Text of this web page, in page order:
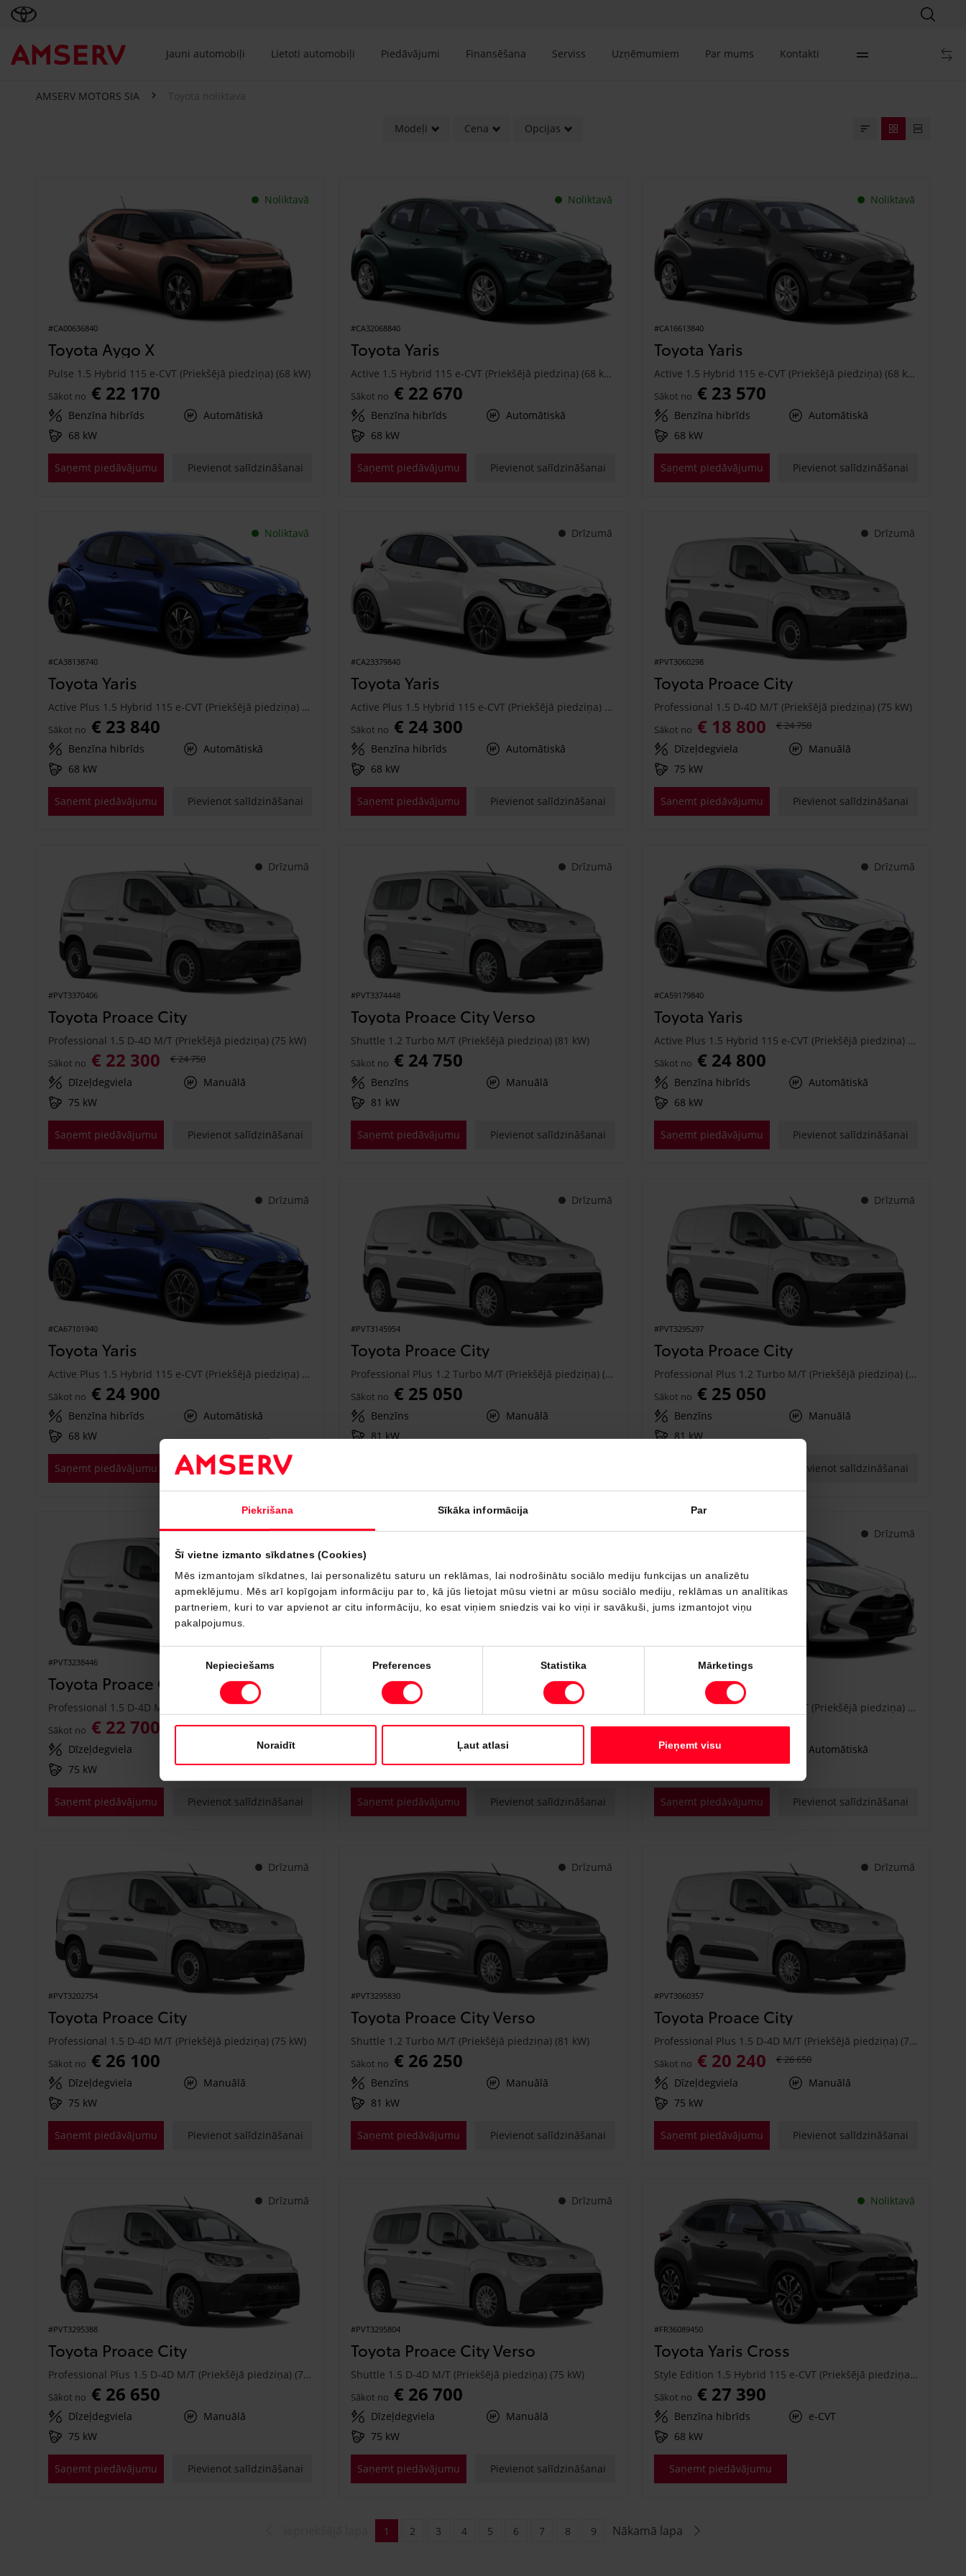
Piekrišana Sīkāka informācija Par
Šī vietne izmanto sīkdatnes (Cookies)
Mēs izmantojam sīkdatnes, lai personalizētu saturu un reklāmas, lai nodrošinātu sociālo mediju funkcijas un analizētu
apmeklējumu. Mēs arī kopīgojam informāciju par to, kā jūs lietojat mūsu vietni ar mūsu sociālo mediju, reklāmas un analītikas
partneriem, kuri to var apvienot ar citu informāciju, ko esat viņiem sniedzis vai ko viņi ir savākuši, jums izmantojot viņu
pakalpojumus.
Piekrišanas
Nepieciešams Preferences Statistika Mārketings
Noraidīt Ļaut atlasi Pieņemt visu
Jauni automobiļi Lietoti automobiļi Piedāvājumi Finansēšana Serviss Uzņēmumiem Par mums Kontakti
AMSERV MOTORS SIA Toyota noliktava
Modeļi Cena Opcijas
Noliktavā
#CA00636840
Toyota Aygo X
Pulse 1.5 Hybrid 115 e-CVT (Priekšējā piedziņa) (68 kW)
Sākot no € 22 170
Benzīna hibrīds
Automātiskā
68 kW
Saņemt piedāvājumu Pievienot salīdzināšanai
Noliktavā
#CA32068840
Toyota Yaris
Active 1.5 Hybrid 115 e-CVT (Priekšējā piedziņa) (68 kW)
Sākot no € 22 670
Benzīna hibrīds
Automātiskā
68 kW
Saņemt piedāvājumu Pievienot salīdzināšanai
Noliktavā
#CA16613840
Toyota Yaris
Active 1.5 Hybrid 115 e-CVT (Priekšējā piedziņa) (68 kW)
Sākot no € 23 570
Benzīna hibrīds
Automātiskā
68 kW
Saņemt piedāvājumu Pievienot salīdzināšanai
Noliktavā
#CA38138740
Toyota Yaris
Active Plus 1.5 Hybrid 115 e-CVT (Priekšējā piedziņa) (68 kW)
Sākot no € 23 840
Benzīna hibrīds
Automātiskā
68 kW
Saņemt piedāvājumu Pievienot salīdzināšanai
Drīzumā
#CA23379840
Toyota Yaris
Active Plus 1.5 Hybrid 115 e-CVT (Priekšējā piedziņa) (68 kW)
Sākot no € 24 300
Benzīna hibrīds
Automātiskā
68 kW
Saņemt piedāvājumu Pievienot salīdzināšanai
Drīzumā
#PVT3060298
Toyota Proace City
Professional 1.5 D-4D M/T (Priekšējā piedziņa) (75 kW)
Sākot no € 18 800 € 24 750
Dīzeļdegviela
Manuālā
75 kW
Saņemt piedāvājumu Pievienot salīdzināšanai
Drīzumā
#PVT3370406
Toyota Proace City
Professional 1.5 D-4D M/T (Priekšējā piedziņa) (75 kW)
Sākot no € 22 300 € 24 750
Dīzeļdegviela
Manuālā
75 kW
Saņemt piedāvājumu Pievienot salīdzināšanai
Drīzumā
#PVT3374448
Toyota Proace City Verso
Shuttle 1.2 Turbo M/T (Priekšējā piedziņa) (81 kW)
Sākot no € 24 750
Benzīns
Manuālā
81 kW
Saņemt piedāvājumu Pievienot salīdzināšanai
Drīzumā
#CA59179840
Toyota Yaris
Active Plus 1.5 Hybrid 115 e-CVT (Priekšējā piedziņa) (68 kW)
Sākot no € 24 800
Benzīna hibrīds
Automātiskā
68 kW
Saņemt piedāvājumu Pievienot salīdzināšanai
Drīzumā
#CA67101940
Toyota Yaris
Active Plus 1.5 Hybrid 115 e-CVT (Priekšējā piedziņa) (68 kW)
Sākot no € 24 900
Benzīna hibrīds
Automātiskā
68 kW
Saņemt piedāvājumu Pievienot salīdzināšanai
Drīzumā
#PVT3145954
Toyota Proace City
Professional Plus 1.2 Turbo M/T (Priekšējā piedziņa) (81 kW)
Sākot no € 25 050
Benzīns
Manuālā
81 kW
Drīzumā
#PVT3295297
Toyota Proace City
Professional Plus 1.2 Turbo M/T (Priekšējā piedziņa) (81 kW)
Sākot no € 25 050
Benzīns
Manuālā
81 kW
Pievienot salīdzināšanai
Drīzumā
#PVT3238446
Toyota Proace City
Professional 1.5 D-4D M/T (Priekšējā piedziņa) (75 kW)
Sākot no € 22 700 € 25 150
Dīzeļdegviela
75 kW
Saņemt piedāvājumu Pievienot salīdzināšanai
Drīzumā
#PVT3295748
Toyota Proace City Verso
Shuttle 1.2 Turbo M/T (Priekšējā piedziņa) (81 kW)
Sākot no € 25 400
Manuālā
81 kW
Saņemt piedāvājumu Pievienot salīdzināšanai
Drīzumā
#CA86778840
Toyota Yaris
Active Plus 1.5 Hybrid 115 e-CVT (Priekšējā piedziņa) (68 kW)
Sākot no € 25 600
Benzīna hibrīds
Automātiskā
Saņemt piedāvājumu Pievienot salīdzināšanai
Drīzumā
#PVT3202754
Toyota Proace City
Professional 1.5 D-4D M/T (Priekšējā piedziņa) (75 kW)
Sākot no € 26 100
Dīzeļdegviela
Manuālā
75 kW
Saņemt piedāvājumu Pievienot salīdzināšanai
Drīzumā
#PVT3295830
Toyota Proace City Verso
Shuttle 1.2 Turbo M/T (Priekšējā piedziņa) (81 kW)
Sākot no € 26 250
Benzīns
Manuālā
81 kW
Saņemt piedāvājumu Pievienot salīdzināšanai
Drīzumā
#PVT3060357
Toyota Proace City
Professional Plus 1.5 D-4D M/T (Priekšējā piedziņa) (75 kW)
Sākot no € 20 240 € 26 650
Dīzeļdegviela
Manuālā
75 kW
Saņemt piedāvājumu Pievienot salīdzināšanai
Drīzumā
#PVT3295388
Toyota Proace City
Professional Plus 1.5 D-4D M/T (Priekšējā piedziņa) (75 kW)
Sākot no € 26 650
Dīzeļdegviela
Manuālā
75 kW
Saņemt piedāvājumu Pievienot salīdzināšanai
Drīzumā
#PVT3295804
Toyota Proace City Verso
Shuttle 1.5 D-4D M/T (Priekšējā piedziņa) (75 kW)
Sākot no € 26 700
Dīzeļdegviela
Manuālā
75 kW
Saņemt piedāvājumu Pievienot salīdzināšanai
Noliktavā
#FR36089450
Toyota Yaris Cross
Style Edition 1.5 Hybrid 115 e-CVT (Priekšējā piedziņa) (68 kW)
Sākot no € 27 390
Benzīna hibrīds
e-CVT
68 kW
Saņemt piedāvājumu
Nākamā lapa
1 2 3 4 5 6 7 8 9